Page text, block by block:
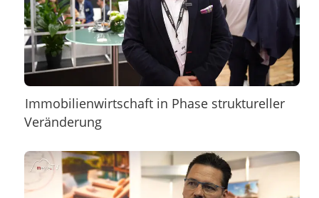
Immobilienwirtschaft in Phase struktureller
Veränderung